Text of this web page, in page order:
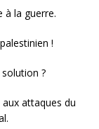
à la guerre.
!
?
attaques du